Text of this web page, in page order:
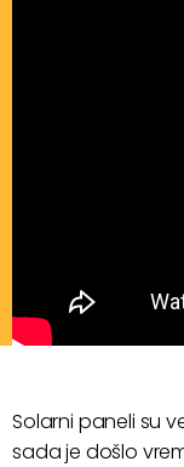
Solarni paneli su
sada je došlo